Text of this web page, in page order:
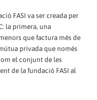
FASI va ser creada per
la primera, una
que factura més de
privada que només
el conjunt de les
de la fundació FASI al